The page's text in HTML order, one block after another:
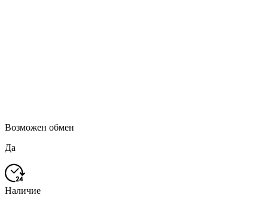
Возможен обмен
Да
Наличие